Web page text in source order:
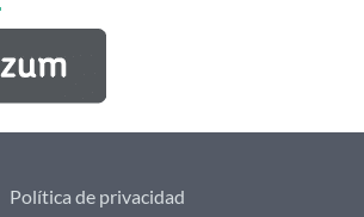
Política de privacidad